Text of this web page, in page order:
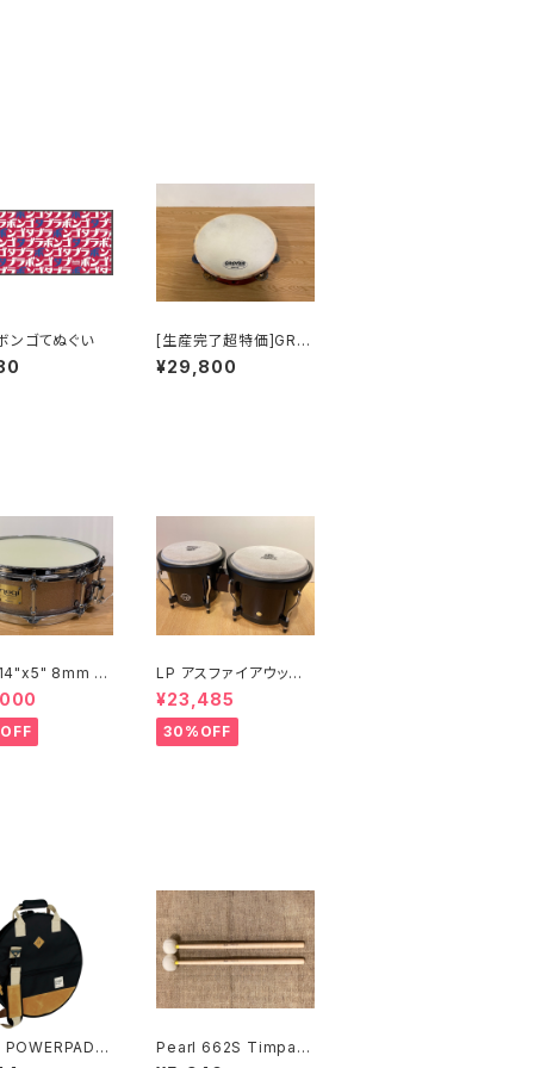
ンゴてぬぐい
[生産完了超特価]GRO
VER PRO PERCUSSI
ON オーケストラタンバ
¥29,800
8mm メ
ネア SW-MU1
LP アスファイアウッド
ボンゴ LPA601-DW
(ダークウッド)
¥23,485
30%OFF
D
Pearl 662S Timpani